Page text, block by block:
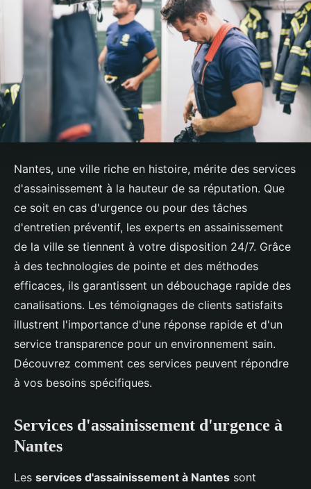
Nantes, une ville riche en histoire, mérite des services
d'assainissement à la hauteur de sa réputation. Que
ce soit en cas d'urgence ou pour des tâches
d'entretien préventif, les experts en assainissement
de la ville se tiennent à votre disposition 24/7. Grâce
à des technologies de pointe et des méthodes
efficaces, ils garantissent un débouchage rapide des
canalisations. Les témoignages de clients satisfaits
illustrent l'importance d'une réponse rapide et d'un
service transparence pour un environnement sain.
Découvrez comment ces services peuvent répondre
à vos besoins spécifiques.
Services d'assainissement d'urgence à
Nantes
Les services d'assainissement à Nantes sont